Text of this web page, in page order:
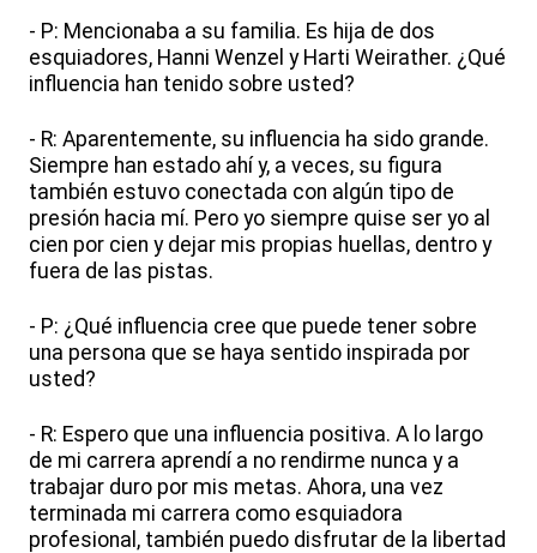
- P: Mencionaba a su familia. Es hija de dos
esquiadores, Hanni Wenzel y Harti Weirather. ¿Qué
influencia han tenido sobre usted?
- R: Aparentemente, su influencia ha sido grande.
Siempre han estado ahí y, a veces, su figura
también estuvo conectada con algún tipo de
presión hacia mí. Pero yo siempre quise ser yo al
cien por cien y dejar mis propias huellas, dentro y
fuera de las pistas.
- P: ¿Qué influencia cree que puede tener sobre
una persona que se haya sentido inspirada por
usted?
- R: Espero que una influencia positiva. A lo largo
de mi carrera aprendí a no rendirme nunca y a
trabajar duro por mis metas. Ahora, una vez
terminada mi carrera como esquiadora
profesional, también puedo disfrutar de la libertad